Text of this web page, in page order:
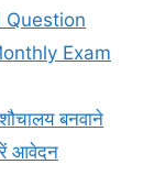
Question
Exam
बनवाने
आवेदन